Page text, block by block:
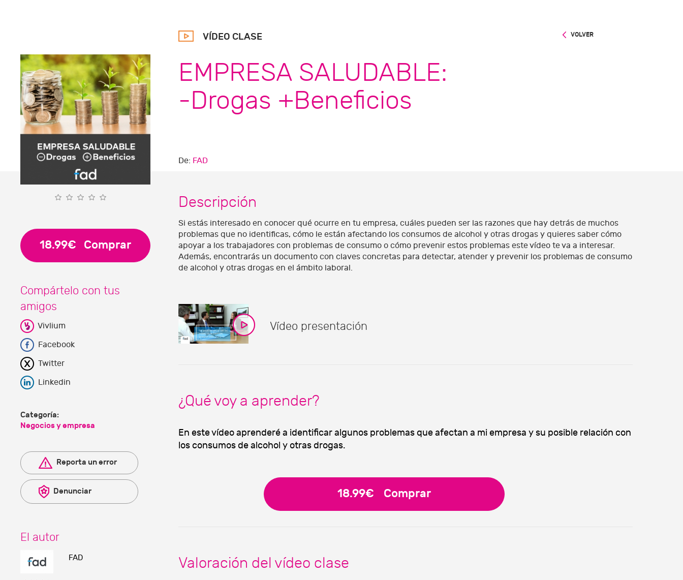
VÍDEO CLASE VOLVER
EMPRESA SALUDABLE:
-Drogas +Beneficios
De: FAD
Descripción
Si estás interesado en conocer qué ocurre en tu empresa, cuáles pueden ser las razones que hay detrás de muchos
problemas que no identificas, cómo le están afectando los consumos de alcohol y otras drogas y quieres saber cómo
apoyar a los trabajadores con problemas de consumo o cómo prevenir estos problemas este vídeo te va a interesar.
Además, encontrarás un documento con claves concretas para detectar, atender y prevenir los problemas de consumo
de alcohol y otras drogas en el ámbito laboral.
Vídeo presentación
¿Qué voy a aprender?
En este vídeo aprenderé a identificar algunos problemas que afectan a mi empresa y su posible relación con
los consumos de alcohol y otras drogas.
18.99€ Comprar
Valoración del vídeo clase
18.99€ Comprar
Compártelo con tus
amigos
Vivlium
Facebook
Twitter
Linkedin
Categoría:
Negocios y empresa
Reporta un error
Denunciar
El autor
FAD